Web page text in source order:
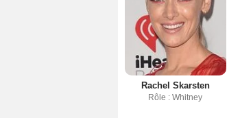
Rachel Skarsten
Rôle : Whitney